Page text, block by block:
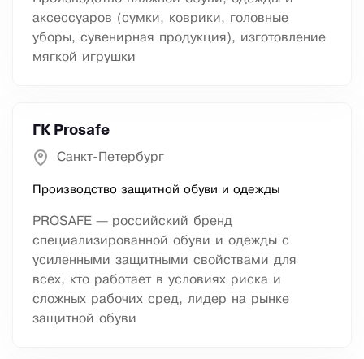
аксессуаров (сумки, коврики, головные
уборы, сувенирная продукция), изготовление
мягкой игрушки
ГК Prosafe
Санкт-Петербург
Производство защитной обуви и одежды
PROSAFE — российский бренд
специализированной обуви и одежды с
усиленными защитными свойствами для
всех, кто работает в условиях риска и
сложных рабочих сред, лидер на рынке
защитной обуви